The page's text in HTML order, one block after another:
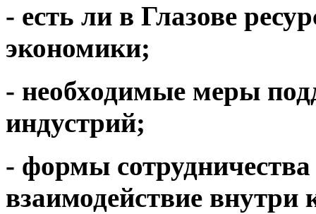
- есть ли в Глазове
экономики;
- необходимые меры
индустрий;
- формы
взаимодействие внутри